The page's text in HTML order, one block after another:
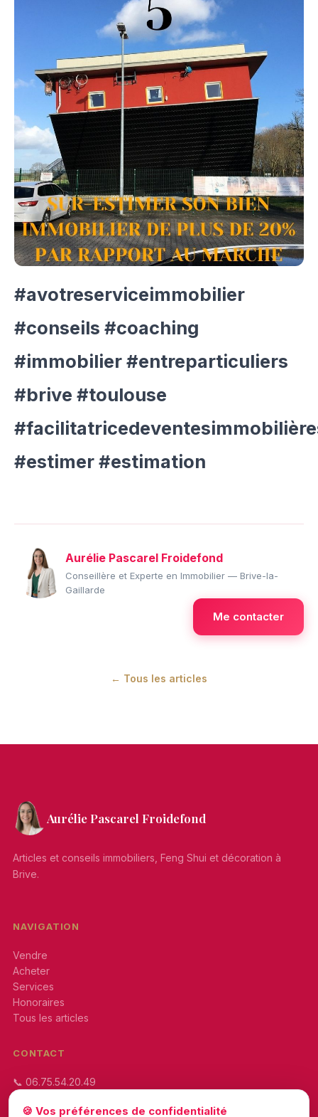
#avotreserviceimmobilier
#conseils #coaching
#immobilier #entreparticuliers
#brive #toulouse
#estimer #estimation
Aurélie Pascarel Froidefond
Conseillère et Experte en Immobilier — Brive-la-
Gaillarde
Me contacter
← Tous les articles
Aurélie Pascarel Froidefond
Articles et conseils immobiliers, Feng Shui et décoration à
Brive.
NAVIGATION
Vendre
Acheter
Services
Honoraires
Tous les articles
CONTACT
📞 06.75.54.20.49
🍪 Vos préférences de confidentialité